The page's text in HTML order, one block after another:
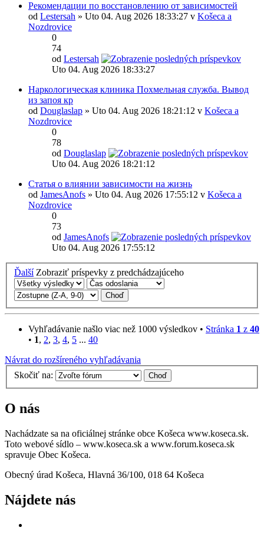
Рекомендации по восстановлению от зависимостей
od Lestersah » Uto 04. Aug 2026 18:33:27 v Košeca a
Nozdrovice
0
74
od Lestersah
Uto 04. Aug 2026 18:33:27
Наркологическая клиника Похмельная служба. Вывод
из запоя кр
od Douglaslap » Uto 04. Aug 2026 18:21:12 v Košeca a
Nozdrovice
0
78
od Douglaslap
Uto 04. Aug 2026 18:21:12
Статья о влиянии зависимости на жизнь
od JamesAnofs » Uto 04. Aug 2026 17:55:12 v Košeca a
Nozdrovice
0
73
od JamesAnofs
Uto 04. Aug 2026 17:55:12
Ďalší Zobraziť príspevky z predchádzajúceho
Vyhľadávanie našlo viac než 1000 výsledkov • Stránka 1 z 40
• 1, 2, 3, 4, 5 ... 40
Návrat do rozšíreného vyhľadávania
Skočiť na:
O nás
Nachádzate sa na oficiálnej stránke obce Košeca www.koseca.sk.
Toto webové sídlo – www.koseca.sk a www.forum.koseca.sk
spravuje Obec Košeca.
Obecný úrad Košeca, Hlavná 36/100, 018 64 Košeca
Nájdete nás